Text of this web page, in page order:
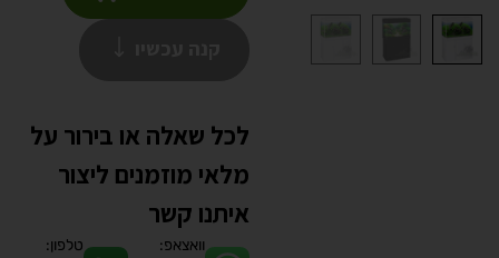
לכל שאלה או בירור על
מלאי מוזמנים ליצור
איתנו קשר
וואצאפ:
טלפון: